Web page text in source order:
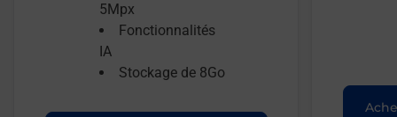
5Mpx
Fonctionnalités
IA
Stockage de 8Go